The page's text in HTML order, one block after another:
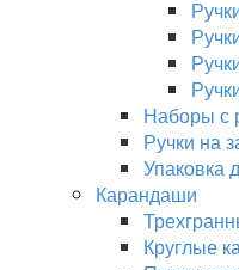
Наборы с
Ручки на
Упаковка
Карандаши
Круглые